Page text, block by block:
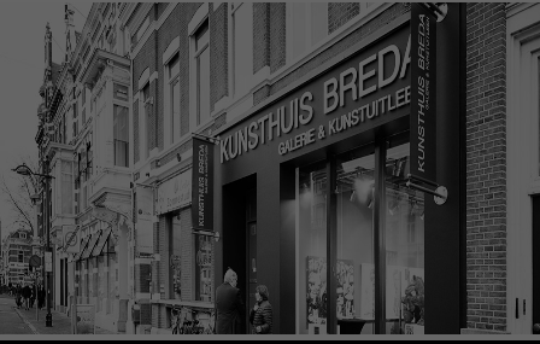
Amstelveenseweg 135
1075 VX Amsterdam
+31 (0)20 2332546
info@kunsthuisamsterdam.nl
Lees meer